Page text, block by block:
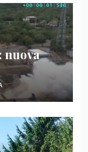
nuova